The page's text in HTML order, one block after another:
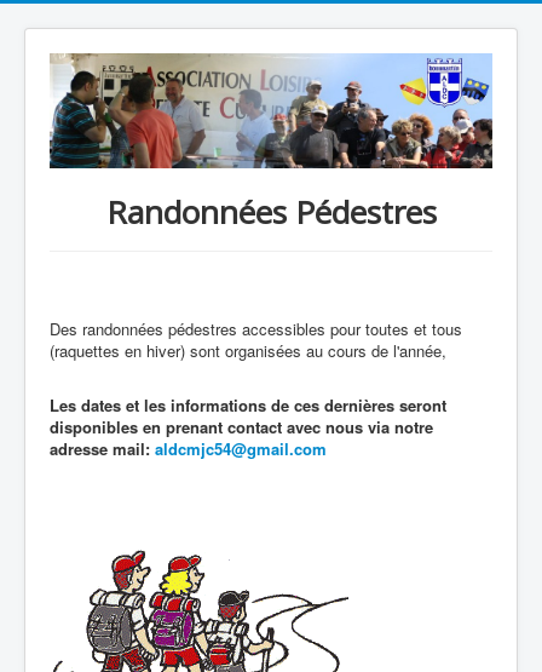
Randonnées Pédestres
Des randonnées pédestres accessibles pour toutes et tous
(raquettes en hiver) sont organisées au cours de l'année,
Les dates et les informations de ces dernières seront
disponibles en prenant contact avec nous via notre
adresse mail: aldcmjc54@gmail.com